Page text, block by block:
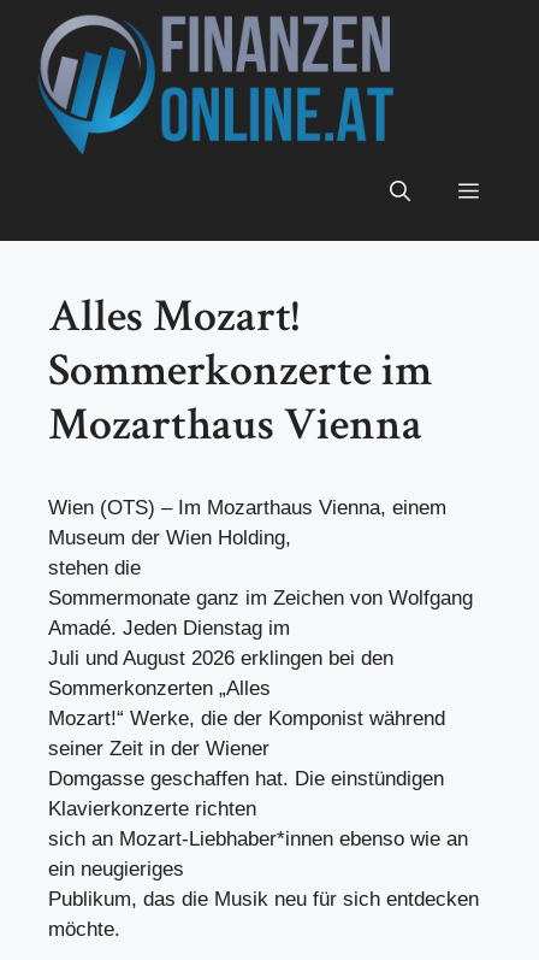
Inhalt
springen
Menü
Alles Mozart!
Sommerkonzerte im
Mozarthaus Vienna
Wien (OTS) – Im Mozarthaus Vienna, einem
Museum der Wien Holding,
stehen die
Sommermonate ganz im Zeichen von Wolfgang
Amadé. Jeden Dienstag im
Juli und August 2026 erklingen bei den
Sommerkonzerten „Alles
Mozart!“ Werke, die der Komponist während
seiner Zeit in der Wiener
Domgasse geschaffen hat. Die einstündigen
Klavierkonzerte richten
sich an Mozart-Liebhaber*innen ebenso wie an
ein neugieriges
Publikum, das die Musik neu für sich entdecken
möchte.